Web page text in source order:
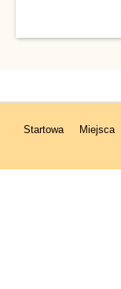
Startowa Miejsca